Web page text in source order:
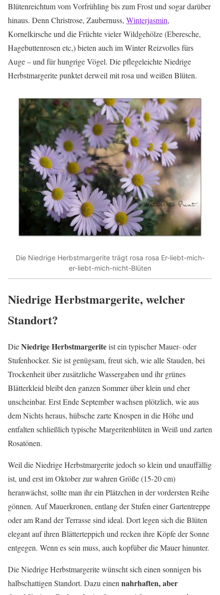
Blütenreichtum vom Vorfrühling bis zum Frost und sogar darüber
hinaus. Denn Christrose, Zaubernuss, Winterjasmin,
Kornelkirsche und die Früchte vieler Wildgehölze (Eberesche,
Hagebuttenrosen etc,) bieten auch im Winter Reizvolles fürs
Auge – und für hungrige Vögel. Die pflegeleichte Niedrige
Herbstmargerite punktet derweil mit rosa und weißen Blüten.
Die Niedrige Herbstmargerite trägt rosa rosa Er-liebt-mich-
er-liebt-mich-nicht-Blüten
Niedrige Herbstmargerite, welcher
Standort?
DieNiedrige Herbstmargeriteist ein typischer Mauer- oder
Stufenhocker. Sie ist genügsam, freut sich, wie alle Stauden, bei
Trockenheit über zusätzliche Wassergaben und ihr grünes
Blätterkleid bleibt den ganzen Sommer über klein und eher
unscheinbar. Erst Ende September wachsen plötzlich, wie aus
dem Nichts heraus, hübsche zarte Knospen in die Höhe und
entfalten schließlich typische Margeritenblüten in Weiß und zarten
Rosatönen.
Weil die Niedrige Herbstmargerite jedoch so klein und unauffällig
ist, und erst im Oktober zur wahren Größe (15-20 cm)
heranwächst, sollte man ihr ein Plätzchen in der vordersten Reihe
gönnen. Auf Mauerkronen, entlang der Stufen einer Gartentreppe
oder am Rand der Terrasse sind ideal. Dort legen sich die Blüten
elegant auf ihren Blätterteppich und recken ihre Köpfe der Sonne
entgegen. Wenn es sein muss, auch kopfüber die Mauer hinunter.
Die Niedrige Herbstmargerite wünscht sich einen sonnigen bis
halbschattigen Standort. Dazu einennahrhaften, aber